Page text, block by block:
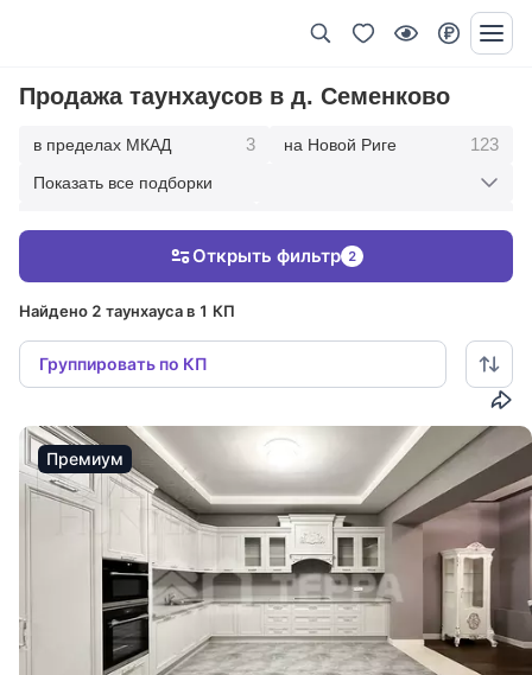
Продажа таунхаусов в д. Семенково
в пределах МКАД 3 на Новой Риге 123
112 30 км от МКАД
Показать все подборки
Найдено 2 таунхауса в 1 КП
Группировать по КП
Открыть фильтр 2
Премиум